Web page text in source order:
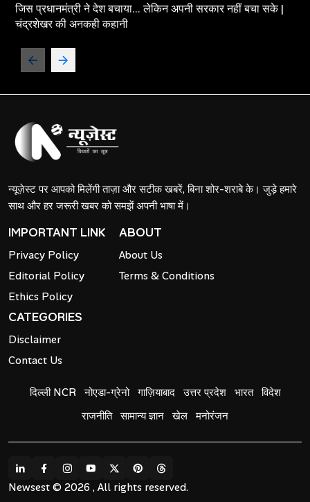
जिस प्रधानमंत्री ने देश बचाया... लेकिन अपनी सरकार नहीं बचा सके |
चंद्रशेखर की अनकही कहानी
न्यूज़ेस्ट पर आपको मिलेंगी ताज़ा और सटीक खबरें, बिना शोर-शराबे के। जुड़े हमारे
साथ और हर जरूरी खबर को समझें अपनी भाषा में।
IMPORTANT LINK
Privacy Policy
Editorial Policy
Ethics Policy
ABOUT
About Us
Terms & Conditions
CATEGORIES
Disclaimer
Contact Us
दिल्ली NCR नोएडा-ग्रेनो गाज़ियाबाद उत्तर प्रदेश भारत विदेश
राजनीति सामान्य ज्ञान खेल मनोरंजन
Newsest © 2026 , All rights reserved.